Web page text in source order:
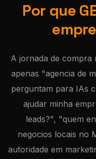
Por que
A jornada de compra
apenas "agencia de
perguntam para IAs
ajudar minha
leads?", "quem
negocios locais no
autoridade em